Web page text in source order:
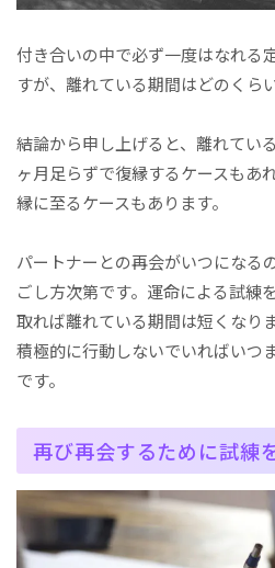
付き合いの中で必ず一度はなれる
すが、離れている期間はどのくら
結論から申し上げると、離れてい
ヶ月足らずで復縁するケースもあ
縁に至るケースもあります。
パートナーとの再会がいつになる
ごし方次第です。運命による試練
取れば離れている期間は短くなり
積極的に行動しないでいればいつ
です。
再び再会するために試練